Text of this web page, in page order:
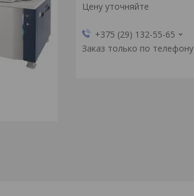
Цену уточняйте
+375 (29) 132-55-65
Заказ только по телефону